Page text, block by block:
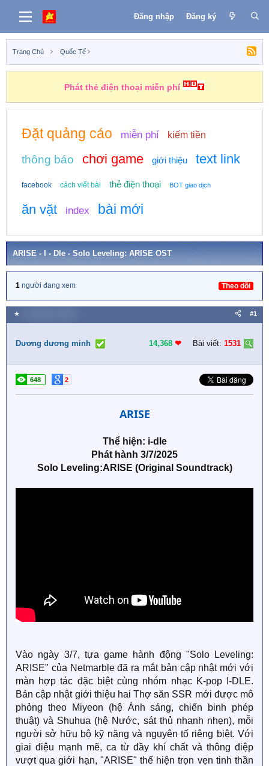
Đăng nhập Đăng ký
Trang Chủ Quốc Tế
Phát thẻ điện thoại miễn phí
Đặt quảng cáo miễn phí kiếm tiền
thông báo chơi game giới thiệu text link
facebook cách viết bài thẻ điện thoại BOT giao dịch
ăn vặt index bài mới
ARISE - I - Dle - Solo Leveling: ARISE OST
1 người đang xem Theo dõi
★ #1
Dương dương minh 14,368 ❤︎ Bài viết: 1531
648 2
ARISE
Thể hiện: i-dle
Phát hành 3/7/2025
Solo Leveling:ARISE (Original Soundtrack)
Vào ngày 3/7, tựa game hành động "Solo Leveling:
ARISE" của Netmarble đã ra mắt bản cập nhật mới với
màn hợp tác đặc biệt cùng nhóm nhạc K-pop I-DLE.
Bản cập nhật giới thiệu hai Thợ săn SSR mới được mô
phỏng theo Miyeon (hệ Ánh sáng, chiến binh phép
thuật) và Shuhua (hệ Nước, sát thủ nhanh nhẹn), mỗi
người sở hữu bộ kỹ năng và nguyên tố riêng biệt. Với
giai điệu mạnh mẽ, ca từ đầy khí chất và thông điệp
vượt qua giới hạn, "ARISE" thể hiện trọn vẹn tinh thần